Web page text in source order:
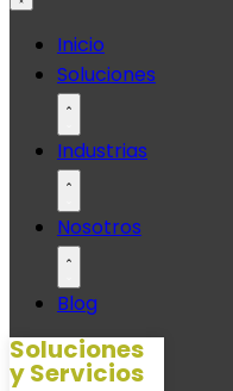
contenido
Inicio
Soluciones
Industrias
Nosotros
Blog
Soluciones
y Servicios